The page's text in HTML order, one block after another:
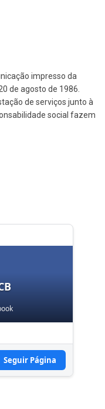
impresso da
de agosto de 1986.
de serviços junto à
social fazem
Seguir Página